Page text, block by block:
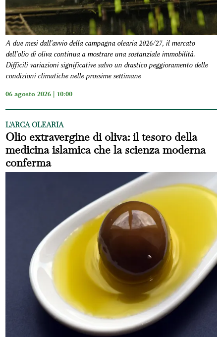
A due mesi dall'avvio della campagna olearia 2026/27, il mercato
dell'olio di oliva continua a mostrare una sostanziale immobilità.
Difficili variazioni significative salvo un drastico peggioramento delle
condizioni climatiche nelle prossime settimane
06 agosto 2026 | 10:00
L'ARCA OLEARIA
Olio extravergine di oliva: il tesoro della
medicina islamica che la scienza moderna
conferma